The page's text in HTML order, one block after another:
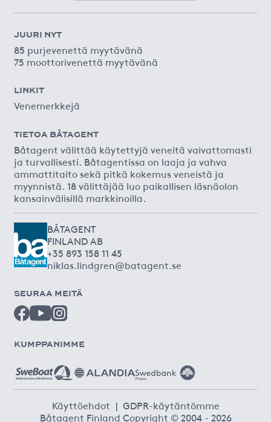
JUURI NYT
85 purjevenettä myytävänä
75 moottorivenettä myytävänä
LINKIT
Venemerkkejä
TIETOA BÅTAGENT
Båtagent välittää käytettyjä veneitä vaivattomasti
ja turvallisesti. Båtagentissa on laaja ja vahva
ammattitaito sekä pitkä kokemus veneistä ja
myynnistä. 18 välittäjää luo paikallisen läsnäolon
kansainvälisillä markkinoilla.
BÅTAGENT
FINLAND AB
+35 893 158 11 45
niklas.lindgren@batagent.se
SEURAA MEITÄ
KUMPPANIMME
Käyttöehdot | GDPR-käytäntömme
Båtagent Finland Copyright © 2004 - 2026